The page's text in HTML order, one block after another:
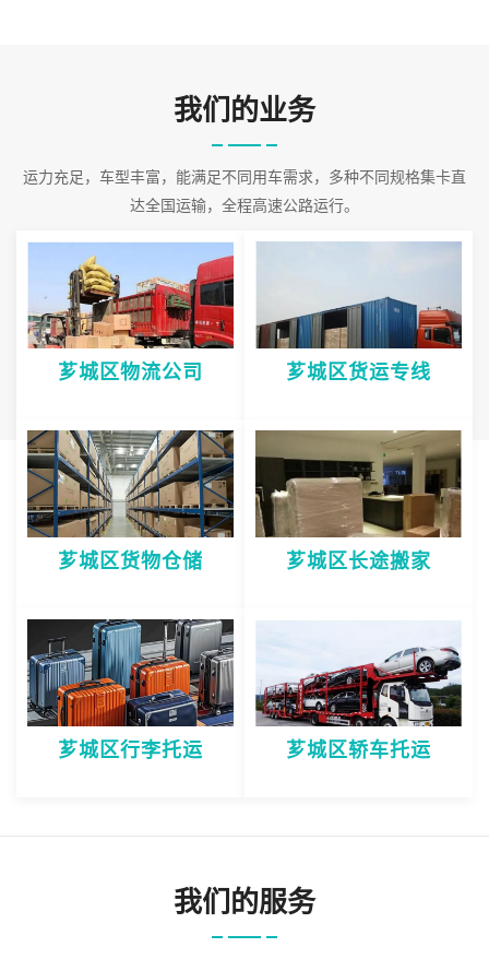
我们的业务
运力充足，车型丰富，能满足不同用车需求，多种不同规格集卡直
达全国运输，全程高速公路运行。
芗城区物流公司 芗城区货运专线
芗城区货物仓储 芗城区长途搬家
芗城区行李托运 芗城区轿车托运
我们的服务